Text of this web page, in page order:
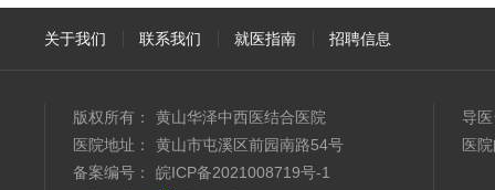
关于我们 联系我们 就医指南 招聘信息
版权所有：
黄山华泽中西医结合医院
医院地址：
黄山市屯溪区前园南路54号
备案编号：
皖ICP备2021008719号-1
导
医